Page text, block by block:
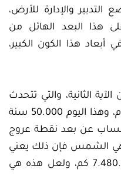
والإدارة للأرض،
هذا البعد الهائل من
أبعاد هذا الكون الكبير،
الثانية، والتي تتحدث
عن عروج الملائكة والروح في يوم، وهذا اليوم 50.000 سنة
عن بعد نقطة عروج
وهي الشمس فإن ذلك يعني
رقمًا هائلًا وكبيرًا 7.480.000.000.000 كم، ولعل هذه هي